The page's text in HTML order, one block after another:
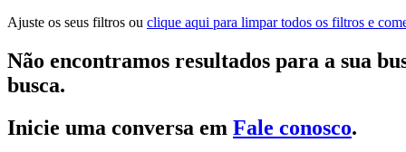
Ajuste os seus filtros ou clique aqui para limpar todos os filtros e
Não encontramos resultados para a sua
busca.
Inicie uma conversa em Fale conosco.